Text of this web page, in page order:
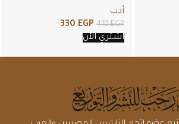
أدب
410EGP
330 EGP
اشتري الأن